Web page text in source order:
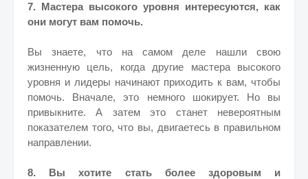
7. Мастера высокого уровня интересуются, как
они могут вам помочь.
Вы знаете, что на самом деле нашли свою
жизненную цель, когда другие мастера высокого
уровня и лидеры начинают приходить к вам, чтобы
помочь. Вначале, это немного шокирует. Но вы
привыкните. А затем это станет невероятным
показателем того, что вы, двигаетесь в правильном
направлении.
8. Вы хотите стать более здоровым и